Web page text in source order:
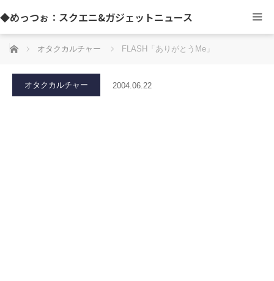
◆めっつぉ：スクエニ&ガジェットニュース
ホーム オタクカルチャー FLASH「ありがとうMe」
オタクカルチャー 2004.06.22